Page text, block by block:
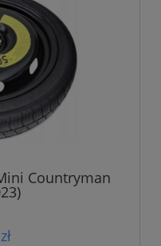
Countryman